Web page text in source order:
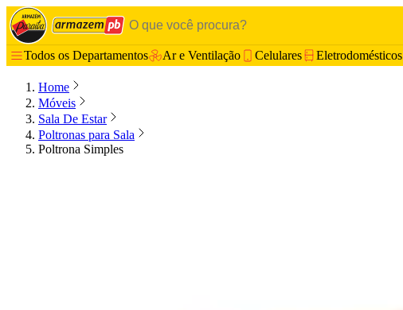
Todos os Departamentos Ar e Ventilação Celulares Eletrodomésticos
Home
Móveis
Sala De Estar
Poltronas para Sala
Poltrona Simples